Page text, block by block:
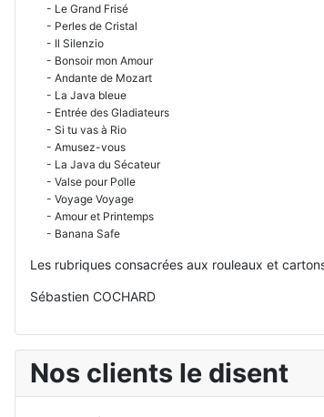
- Le Grand Frisé
- Perles de Cristal
- Il Silenzio
- Bonsoir mon Amour
- Andante de Mozart
- La Java bleue
- Entrée des Gladiateurs
- Si tu vas à Rio
- Amusez-vous
- La Java du Sécateur
- Valse pour Polle
- Voyage Voyage
- Amour et Printemps
- Banana Safe
Les rubriques consacrées aux rouleaux et
Sébastien COCHARD
Nos clients le disent